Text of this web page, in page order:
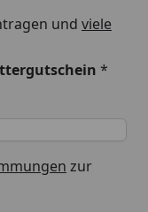
und viele
*
zur